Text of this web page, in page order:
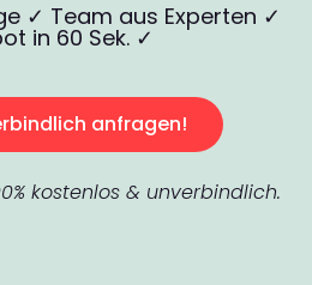
✓ Team aus Experten ✓
in 60 Sek. ✓
anfragen!
kostenlos & unverbindlich.